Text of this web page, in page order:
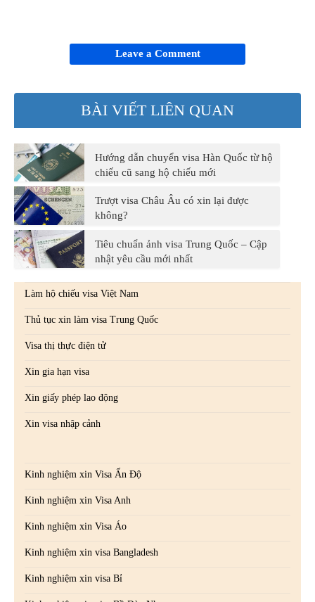
Leave a Comment
BÀI VIẾT LIÊN QUAN
Hướng dẫn chuyển visa Hàn Quốc từ hộ
chiếu cũ sang hộ chiếu mới
Trượt visa Châu Âu có xin lại được
không?
Tiêu chuẩn ảnh visa Trung Quốc – Cập
nhật yêu cầu mới nhất
Làm hộ chiếu visa Việt Nam
Thủ tục xin làm visa Trung Quốc
Visa thị thực điện tử
Xin gia hạn visa
Xin giấy phép lao động
Xin visa nhập cảnh
Kinh nghiệm xin Visa Ấn Độ
Kinh nghiệm xin Visa Anh
Kinh nghiệm xin Visa Áo
Kinh nghiệm xin visa Bangladesh
Kinh nghiệm xin visa Bỉ